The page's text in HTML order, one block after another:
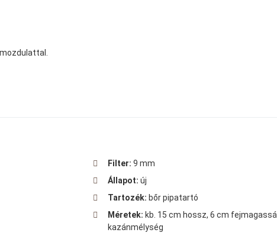
Filter: 9 mm
Állapot: új
Tartozék: bőr pipatartó
Méretek: kb. 15 cm hossz, 6 cm
kazánmélység